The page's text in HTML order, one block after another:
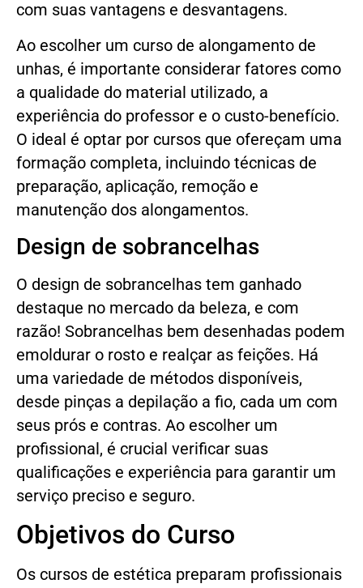
com suas vantagens e desvantagens.
Ao escolher um curso de alongamento de
unhas, é importante considerar fatores como
a qualidade do material utilizado, a
experiência do professor e o custo-benefício.
O ideal é optar por cursos que ofereçam uma
formação completa, incluindo técnicas de
preparação, aplicação, remoção e
manutenção dos alongamentos.
Design de sobrancelhas
O design de sobrancelhas tem ganhado
destaque no mercado da beleza, e com
razão! Sobrancelhas bem desenhadas podem
emoldurar o rosto e realçar as feições. Há
uma variedade de métodos disponíveis,
desde pinças a depilação a fio, cada um com
seus prós e contras. Ao escolher um
profissional, é crucial verificar suas
qualificações e experiência para garantir um
serviço preciso e seguro.
Objetivos do Curso
Os cursos de estética preparam profissionais